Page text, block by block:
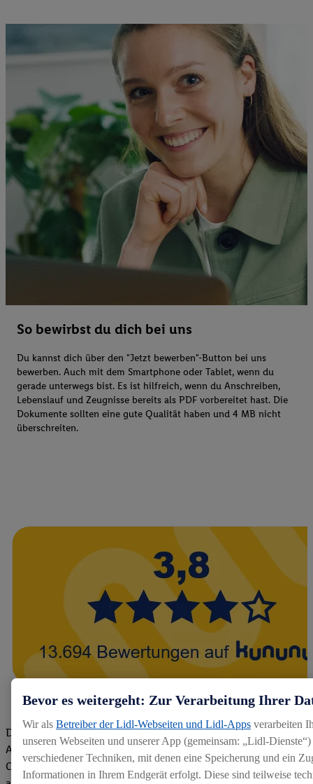
So bewirbst du dich bei uns
Du kannst dich über den "Jetzt bewerben"-Button bei uns
bewerben. Auch mit dem Smartphone oder Tablet, wenn du
gerade unterwegs bist. Es ist hilfreich, wenn du Anschreiben,
Lebenslauf und Zeugnisse bereits als PDF vorbereitet hast. Die
Dokumente sollten eine gute Qualität haben und 4 MB nicht
überschreiten.
Die Bewertungen von aktuellen und ehemaligen Mitarbeitern,
Azubis und externen Bewerbern haben uns zu einer Top
Company gemacht. Wir freuen uns über unseren guten Score
Bevor es weitergeht: Zur Verarbeitung Ihrer
Wir als Betreiber der Lidl-Webseiten und Lidl-Apps verarbeiten
unseren Webseiten und unserer App (gemeinsam: „Lidl-
verschiedener Techniken, mit denen eine Speicherung und ein
Informationen in Ihrem Endgerät erfolgt. Diese sind teilweise